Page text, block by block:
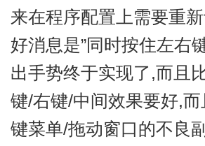
来在程序配置上需要重
好消息是”同时按住左右
出手势终于实现了,而且
键/右键/中间效果要好,
键菜单/拖动窗口的不良